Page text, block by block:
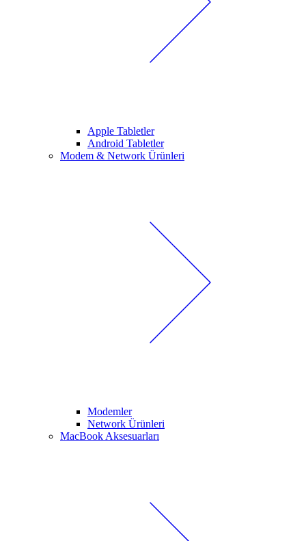
Apple Tabletler
Android Tabletler
Modem & Network Ürünleri
Modemler
Network Ürünleri
MacBook Aksesuarları